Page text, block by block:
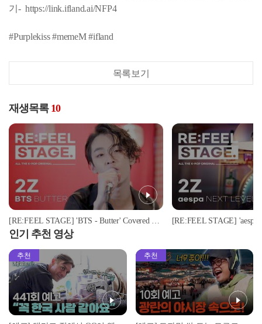
기- https://link.ifland.ai/NFP4
#Purplekiss #memeM #ifland
목록보기
재생목록 10
[RE:FEEL STAGE] 'BTS - Butter' Covered by '2Z'♬ l #리필스테이지
인기 추천 영상
추천 추천